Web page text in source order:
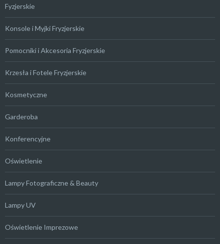
Fyzjerskie
Konsole i Myjki Fryzjerskie
Pomocniki i Akcesoria Fryzjerskie
Krzesła i Fotele Fryzjerskie
Kosmetyczne
Garderoba
Konferencyjne
Oświetlenie
Lampy Fotograficzne & Beauty
Lampy UV
Oświetlenie Imprezowe